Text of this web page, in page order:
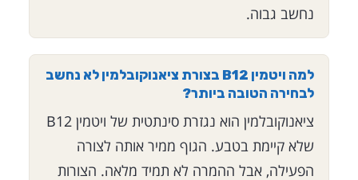
נחשב גבוה.
למה ויטמין B12 בצורת ציאנוקובלמין לא נחשב
לבחירה הטובה ביותר?
ציאנוקובלמין הוא נגזרת סינתטית של ויטמין B12
שלא קיימת בטבע. הגוף ממיר אותה לצורה
הפעילה, אבל ההמרה לא תמיד מלאה. הצורות